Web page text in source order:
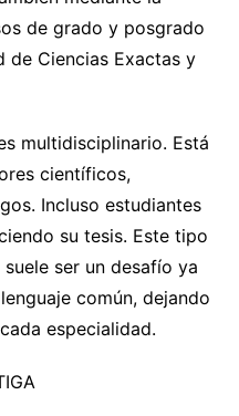
de grado y posgrado
de Ciencias Exactas y
multidisciplinario. Está
científicos,
Incluso estudiantes
su tesis. Este tipo
ser un desafío ya
común, dejando
especialidad.